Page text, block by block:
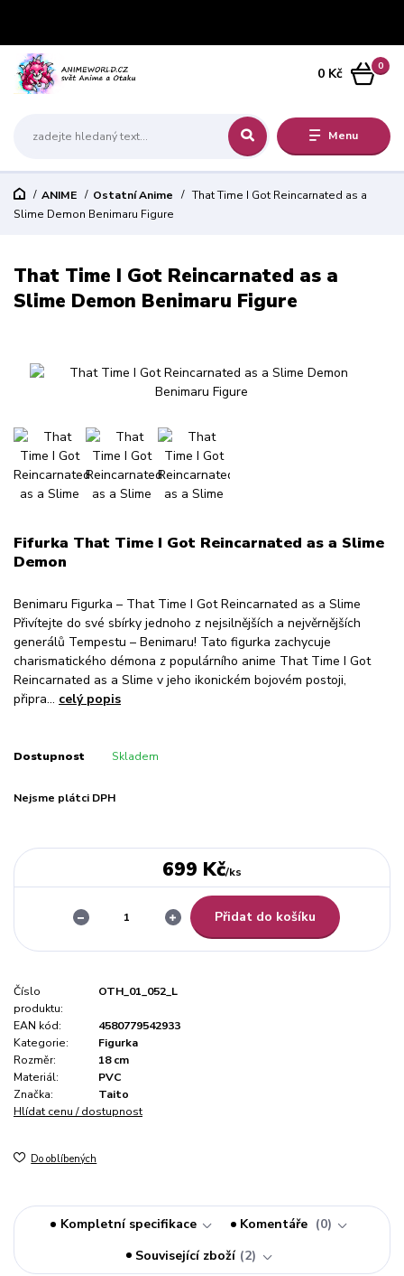
Menu
0
0 Kč
ANIME Ostatní Anime
That Time I Got Reincarnated as a
Slime Demon Benimaru Figure
That Time I Got Reincarnated as a
Slime Demon Benimaru Figure
Fifurka That Time I Got Reincarnated as a Slime
Demon
Benimaru Figurka – That Time I Got Reincarnated as a Slime
Přivítejte do své sbírky jednoho z nejsilnějších a nejvěrnějších
generálů Tempestu – Benimaru! Tato figurka zachycuje
charismatického démona z populárního anime That Time I Got
Reincarnated as a Slime v jeho ikonickém bojovém postoji,
připra... celý popis
Dostupnost Skladem
Nejsme plátci DPH
699 Kč/ks
Přidat do košíku
Číslo
produktu:
OTH_01_052_L
EAN kód:
4580779542933
Kategorie:
Figurka
Rozměr:
18 cm
Materiál:
PVC
Značka:
Taito
Hlídat cenu / dostupnost
Do oblíbených
Kompletní specifikace Komentáře
0
Související zboží 2